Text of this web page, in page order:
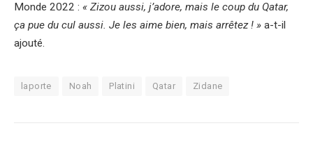
Monde 2022 : « Zizou aussi, j’adore, mais le coup du Qatar,
ça pue du cul aussi. Je les aime bien, mais arrêtez ! » a-t-il
ajouté.
laporte Noah Platini Qatar Zidane